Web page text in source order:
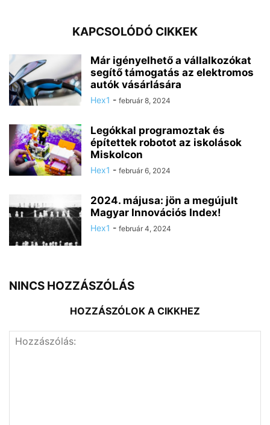
KAPCSOLÓDÓ CIKKEK
Már igényelhető a vállalkozókat
segítő támogatás az elektromos
autók vásárlására
Hex1 - február 8, 2024
Legókkal programoztak és
építettek robotot az iskolások
Miskolcon
Hex1 - február 6, 2024
2024. májusa: jön a megújult
Magyar Innovációs Index!
Hex1 - február 4, 2024
NINCS HOZZÁSZÓLÁS
HOZZÁSZÓLOK A CIKKHEZ